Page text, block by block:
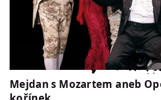
Mejdan s Mozartem aneb